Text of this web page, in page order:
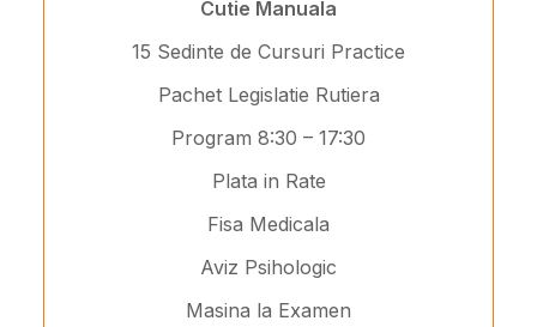
Cutie Manuala
15 Sedinte de Cursuri Practice
Pachet Legislatie Rutiera
Program 8:30 – 17:30
Plata in Rate
Fisa Medicala
Aviz Psihologic
Masina la Examen